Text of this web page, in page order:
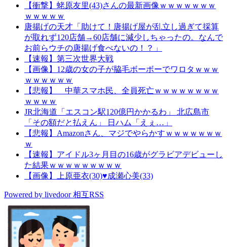
【衝撃】蛯原友里(43)さんの最新画像ｗｗｗｗｗｗｗ
ｗｗｗｗｗ
唐揚げの天才「助けて！唐揚げ屋が乱立し過ぎて採算
が取れず120店舗→60店舗に減少しちゃったの。なんで
お前らウチの唐揚げ食べないの！？」
【速報】第三次世界大戦
【画像】12歳の女の子が脇毛ボーボーでワロタｗｗｗ
ｗｗｗｗｗｗ
【悲報】 中華スマホ民、全員死亡ｗｗｗｗｗｗｗｗ
ｗｗｗｗ
JR北海道「エスコン駅120億円かかるわ」 北広島市
「その額だと払えん」 日ハム「えぇ…」
【悲報】Amazonさん、マジでやらかすｗｗｗｗｗｗｗ
ｗ
【速報】アイドル3ヶ月目の16歳がグラビアデビューし
た結果ｗｗｗｗｗｗｗｗｗ
【画像】上原亜衣(30)♥成瀬心美(33)
Powered by livedoor 相互RSS